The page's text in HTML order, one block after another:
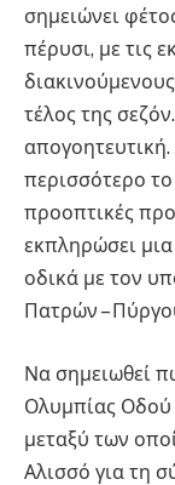
σημειώνει
πέρυσι, με τις
τέλος της
περισσότερο
προοπτικές
εκπληρώσει
οδικά με τον
Πατρών –
Να σημειωθεί
Ολυμπίας Οδού
μεταξύ των
Αλισσό για τη